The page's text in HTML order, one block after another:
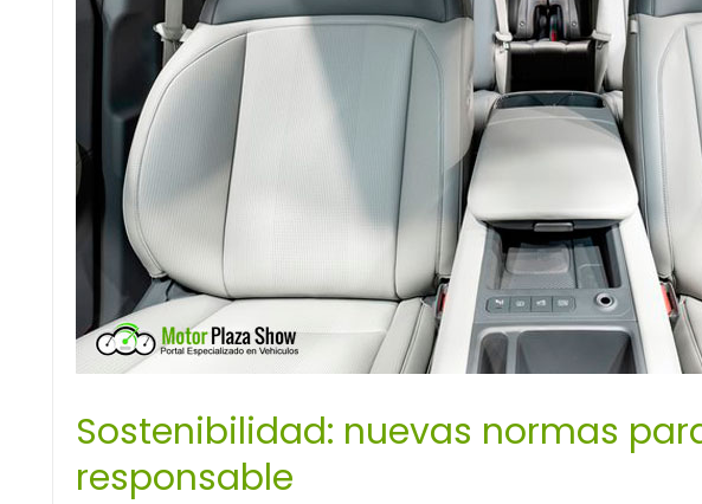
Sostenibilidad: nuevas normas
responsable